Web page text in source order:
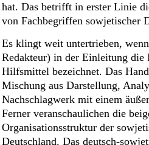
hat. Das betrifft in erster Linie
von Fachbegriffen sowjetischer
Es klingt weit untertrieben,
Redakteur) in der Einleitung die
Hilfsmittel bezeichnet. Das
Mischung aus Darstellung,
Nachschlagwerk mit einem
Ferner veranschaulichen die
Organisationsstruktur der
Deutschland. Das deutsch-